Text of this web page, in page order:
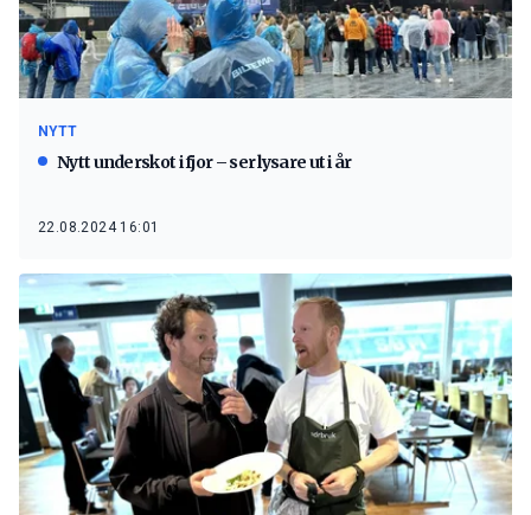
NYTT
Nytt underskot i fjor – ser lysare ut i år
22.08.2024 16:01